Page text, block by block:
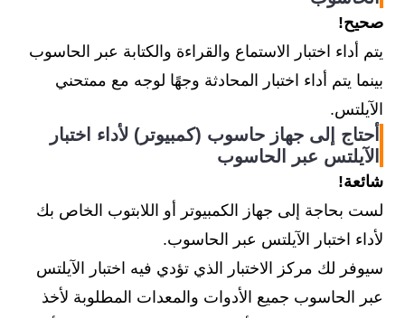
صحيح!
يتم أداء اختبار الاستماع والقراءة والكتابة عبر الحاسوب
بينما يتم أداء اختبار المحادثة وجهًا لوجه مع ممتحني
الآيلتس.
أحتاج إلى جهاز حاسوب (كمبيوتر) لأداء اختبار
الآيلتس عبر الحاسوب
شائعة!
لست بحاجة إلى جهاز الكمبيوتر أو اللابتوب الخاص بك
لأداء اختبار الآيلتس عبر الحاسوب.
سيوفر لك مركز الاختبار الذي تؤدي فيه اختبار الآيلتس
عبر الحاسوب جميع الأدوات والمعدات المطلوبة لأخذ